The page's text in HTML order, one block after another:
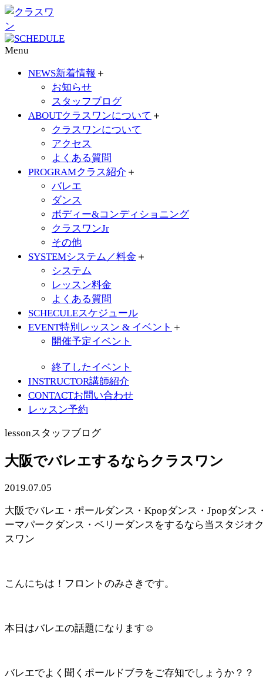
Menu
NEWS新着情報 ＋
お知らせ
スタッフブログ
ABOUTクラスワンについて ＋
クラスワンについて
アクセス
よくある質問
PROGRAMクラス紹介 ＋
バレエ
ダンス
ボディー&コンディショニング
クラスワンJr
その他
SYSTEMシステム／料金 ＋
システム
レッスン料金
よくある質問
SCHECULEスケジュール
EVENT特別レッスン & イベント ＋
開催予定イベント
終了したイベント
INSTRUCTOR講師紹介
CONTACTお問い合わせ
レッスン予約
lessonスタッフブログ
大阪でバレエするならクラスワン
2019.07.05
大阪でバレエ・ポールダンス・Kpopダンス・Jpopダンス
ーマパークダンス・ベリーダンスをするなら当スタジオ
スワン
こんにちは！フロントのみさきです。
本日はバレエの話題になります☺️
バレエでよく聞くポールドブラをご存知でしょうか？？